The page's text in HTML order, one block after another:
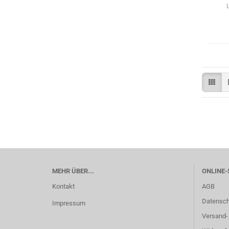
MEHR ÜBER...
Kontakt
Impressum
ONLINE-
AGB